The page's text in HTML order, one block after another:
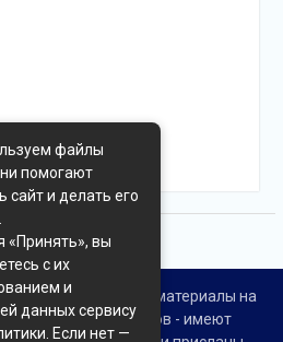
защищены. Все материалы на
открытых источников - имеют
файлы
помогают
сайт и делать его
«Принять», вы
с их
и
данных сервису
Если нет —